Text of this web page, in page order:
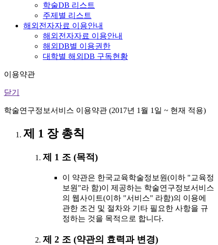
학술DB 리스트
주제별 리스트
해외전자자료 이용안내
해외전자자료 이용안내
해외DB별 이용권한
대학별 해외DB 구독현황
이용약관
닫기
학술연구정보서비스 이용약관 (2017년 1월 1일 ~ 현재 적용)
제 1 장 총칙
제 1 조 (목적)
이 약관은 한국교육학술정보원(이하 "교육정
보원"라 함)이 제공하는 학술연구정보서비스
의 웹사이트(이하 "서비스" 라함)의 이용에
관한 조건 및 절차와 기타 필요한 사항을 규
정하는 것을 목적으로 합니다.
제 2 조 (약관의 효력과 변경)